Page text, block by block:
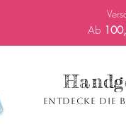
Ab
Entdecke die